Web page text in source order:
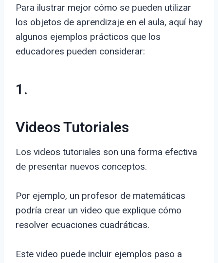
Para ilustrar mejor cómo se pueden utilizar
los objetos de aprendizaje en el aula, aquí hay
algunos ejemplos prácticos que los
educadores pueden considerar:
1.
Videos Tutoriales
Los videos tutoriales son una forma efectiva
de presentar nuevos conceptos.
Por ejemplo, un profesor de matemáticas
podría crear un video que explique cómo
resolver ecuaciones cuadráticas.
Este video puede incluir ejemplos paso a